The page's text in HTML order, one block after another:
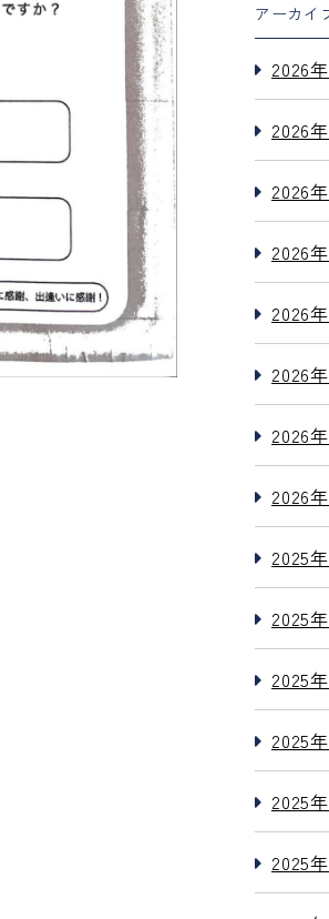
アーカイ
2026
2026
2026
2026
2026
2026
2026
2026
2025
2025
2025
2025
2025
2025